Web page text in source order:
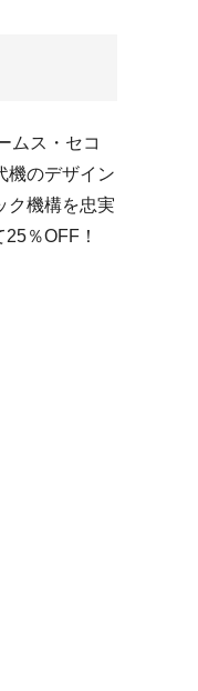
ムス・セコ
機のデザイン
ク機構を忠実
％OFF！